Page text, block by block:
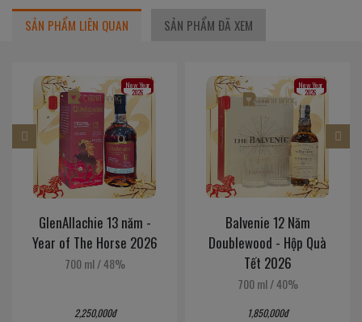
SẢN PHẨM LIÊN QUAN SẢN PHẨM ĐÃ XEM
New Year
2026
GlenAllachie 13 năm -
Year of The Horse 2026
700 ml /48%
2,250,000đ
New Year
2026
Balvenie 12 Năm
Doublewood - Hộp Quà
Tết 2026
700 ml /40%
1,850,000đ